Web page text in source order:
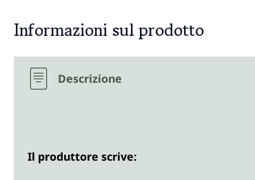
Informazioni sul prodotto
Descrizione
Il produttore scrive: